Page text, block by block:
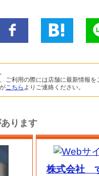
ね！
ご利用の際には店舗に最新情報を
こちら よりご連絡ください。
ります
株式会社